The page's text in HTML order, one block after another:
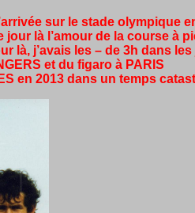
sur le stade olympique
là l’amour de la course à
là, j’avais les – de 3h dans les
et du figaro à PARIS
en 2013 dans un temps